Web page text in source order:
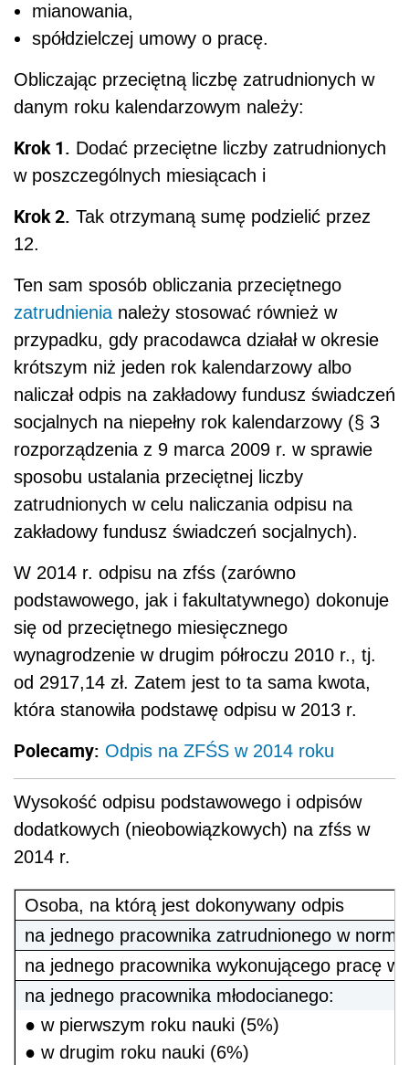
mianowania,
spółdzielczej umowy o pracę.
Obliczając przeciętną liczbę zatrudnionych w
danym roku kalendarzowym należy:
Krok 1. Dodać przeciętne liczby zatrudnionych
w poszczególnych miesiącach i
Krok 2. Tak otrzymaną sumę podzielić przez
12.
Ten sam sposób obliczania przeciętnego
zatrudnienia należy stosować również w
przypadku, gdy pracodawca działał w okresie
krótszym niż jeden rok kalendarzowy albo
naliczał odpis na zakładowy fundusz świadczeń
socjalnych na niepełny rok kalendarzowy (§ 3
rozporządzenia z 9 marca 2009 r. w sprawie
sposobu ustalania przeciętnej liczby
zatrudnionych w celu naliczania odpisu na
zakładowy fundusz świadczeń socjalnych).
W 2014 r. odpisu na zfśs (zarówno
podstawowego, jak i fakultatywnego) dokonuje
się od przeciętnego miesięcznego
wynagrodzenie w drugim półroczu 2010 r., tj.
od 2917,14 zł. Zatem jest to ta sama kwota,
która stanowiła podstawę odpisu w 2013 r.
Polecamy: Odpis na ZFŚS w 2014 roku
Wysokość odpisu podstawowego i odpisów
dodatkowych (nieobowiązkowych) na zfśs w
2014 r.
Osoba, na którą jest dokonywany odpis
na jednego pracownika zatrudnionego w
na jednego pracownika wykonującego pracę
na jednego pracownika młodocianego:
● w pierwszym roku nauki (5%)
● w drugim roku nauki (6%)